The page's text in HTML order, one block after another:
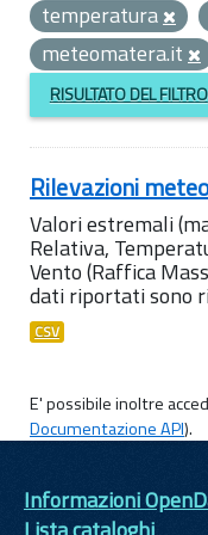
temperatura
meteomatera.it
RISULTATO DEL FILTRO
Rilevazioni
Valori estremali
Relativa,
Vento (Raffica
dati riportati sono
CSV
E' possibile inoltre
Documentazione API).
Informazioni